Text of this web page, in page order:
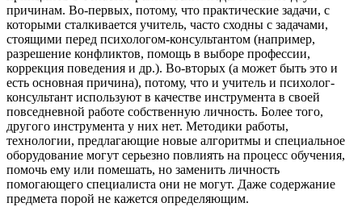
причинам. Во-первых, потому, что практические задачи, с
которыми сталкивается учитель, часто сходны с задачами,
стоящими перед психологом-консультантом (например,
разрешение конфликтов, помощь в выборе профессии,
коррекция поведения и др.). Во-вторых (а может быть это и
есть основная причина), потому, что и учитель и психолог-
консультант используют в качестве инструмента в своей
повседневной работе собственную личность. Более того,
другого инструмента у них нет. Методики работы,
технологии, предлагающие новые алгоритмы и специальное
оборудование могут серьезно повлиять на процесс обучения,
помочь ему или помешать, но заменить личность
помогающего специалиста они не могут. Даже содержание
предмета порой не кажется определяющим.